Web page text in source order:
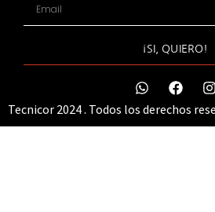
¡SI, QUIERO!
Tecnicor 2024 . Todos los derechos